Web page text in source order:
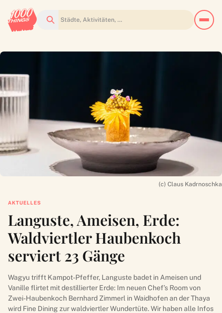
Suchen
(c) Claus Kadrnoschka
AKTUELLES
Languste, Ameisen, Erde:
Waldviertler Haubenkoch
serviert 23 Gänge
Wagyu trifft Kampot-Pfeffer, Languste badet in Ameisen und
Vanille flirtet mit destillierter Erde: Im neuen Chef’s Room von
Zwei-Haubenkoch Bernhard Zimmerl in Waidhofen an der Thaya
wird Fine Dining zur waldviertler Wundertüte. Wir haben alle Infos